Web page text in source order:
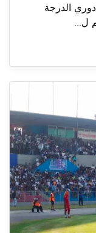
الدرجة
ل...